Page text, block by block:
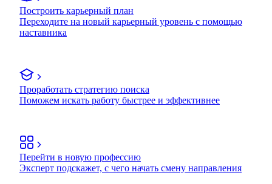
Построить карьерный план
Переходите на новый карьерный уровень с помощью
наставника
Проработать стратегию поиска
Поможем искать работу быстрее и эффективнее
Перейти в новую профессию
Эксперт подскажет, с чего начать смену направления